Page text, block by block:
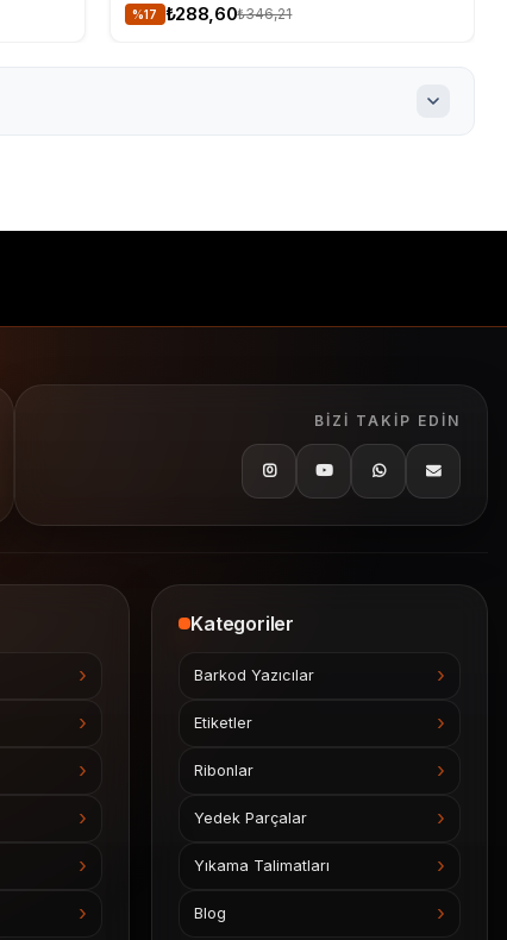
%17 ₺288,60₺346,21
BIZI TAKIP EDIN
Kategoriler
Barkod Yazıcılar
Etiketler
Ribonlar
Yedek Parçalar
Yıkama Talimatları
Blog